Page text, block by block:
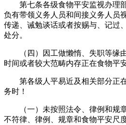
第七条各级食物平安监视办理
负有带领义务人员和间接义务人员
传递、诫勉谈话或者按赐与、记过
处分。
（四）因工做懒惰、失职等缘
时间或者较大范畴内存正在食物平
第各级人平易近及相关部分正在
务时！
（一）未按照法令、律例和规
不符律、律例、规章和食物平安尺